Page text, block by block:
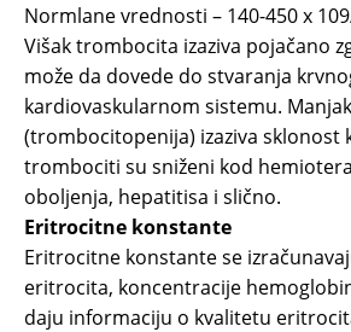
Normlane vrednosti – 140-450 x
Višak trombocita izaziva pojačano
može da dovede do stvaranja
kardiovaskularnom sistemu.
(trombocitopenija) izaziva sklonost
trombociti su sniženi kod
oboljenja, hepatitisa i slično.
Eritrocitne konstante
Eritrocitne konstante se
eritrocita, koncentracije
daju informaciju o kvalitetu